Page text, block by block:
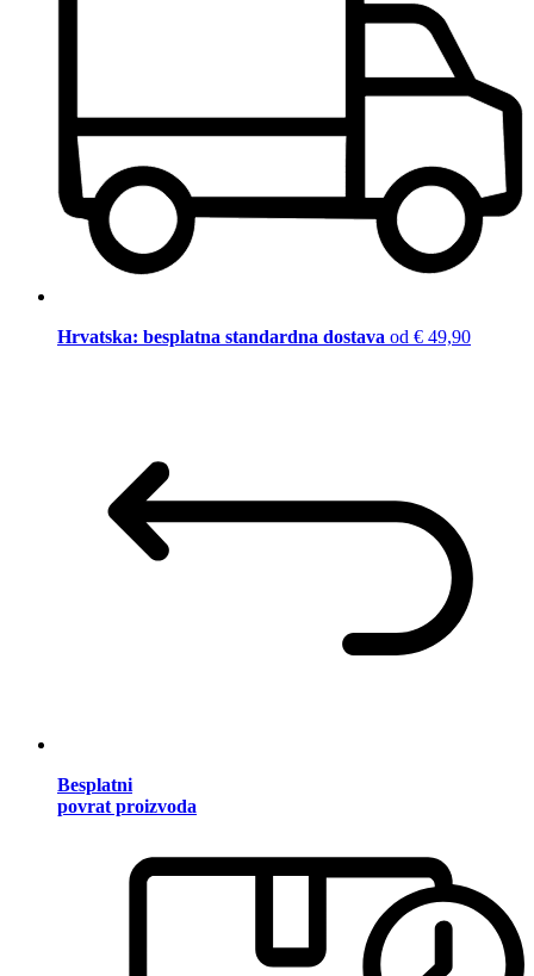
Hrvatska: besplatna standardna dostava od € 49,90
Besplatni
povrat proizvoda